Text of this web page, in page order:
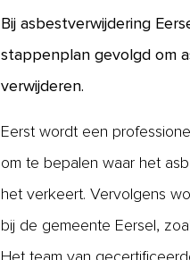
Bij asbestverwijdering
stappenplan gevolgd om
verwijderen.
Eerst wordt een
om te bepalen waar het
het verkeert. Vervolgens
bij de gemeente Eersel,